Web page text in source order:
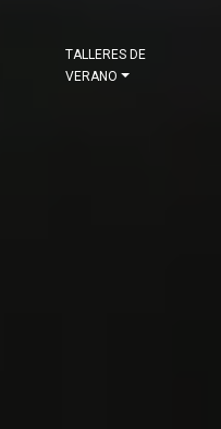
TALLERES DE
VERANO